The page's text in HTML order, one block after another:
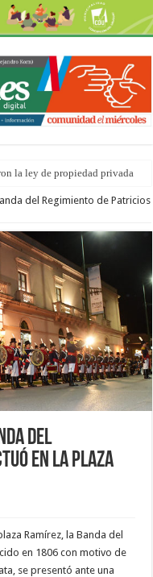
la ley de propiedad privada
del Regimiento de Patricios
del
en la plaza
Ramírez, la Banda del
en 1806 con motivo de
se presentó ante una